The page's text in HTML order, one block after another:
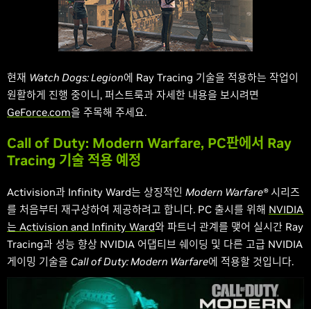
현재 Watch Dogs: Legion에 Ray Tracing 기술을 적용하는 작업이
원활하게 진행 중이니, 퍼스트룩과 자세한 내용을 보시려면
GeForce.com을 주목해 주세요.
Call of Duty: Modern Warfare, PC판에서 Ray
Tracing 기술 적용 예정
Activision과 Infinity Ward는 상징적인 Modern Warfare®시리즈
를 처음부터 재구상하여 제공하려고 합니다. PC 출시를 위해 NVIDIA
는 Activision and Infinity Ward와 파트너 관계를 맺어 실시간 Ray
Tracing과 성능 향상 NVIDIA 어댑티브 쉐이딩 및 다른 고급 NVIDIA
게이밍 기술을 Call of Duty: Modern Warfare에 적용할 것입니다.